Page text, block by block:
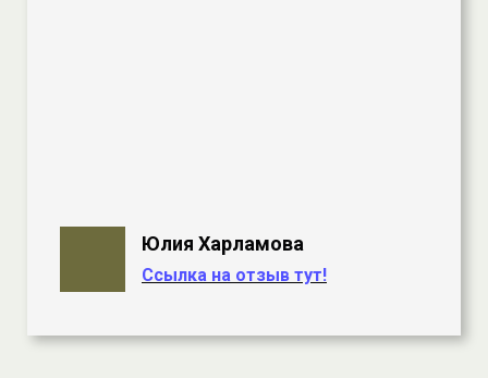
Юлия Харламова
Ссылка на отзыв тут!